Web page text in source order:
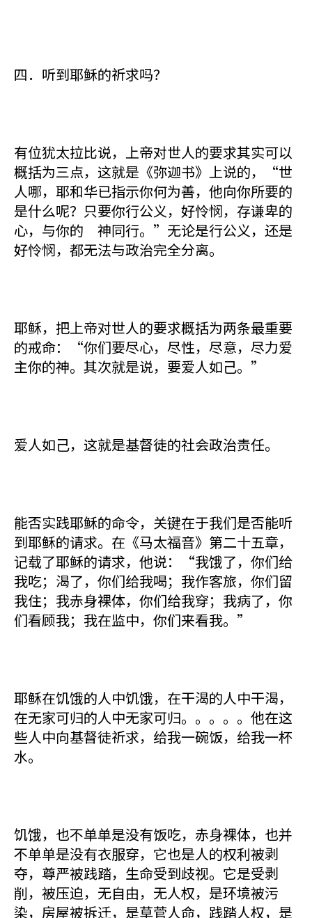
四．听到耶稣的祈求吗？
有位犹太拉比说，上帝对世人的要求其实可以
概括为三点，这就是《弥迦书》上说的，“世
人哪，耶和华已指示你何为善，他向你所要的
是什么呢？只要你行公义，好怜悯，存谦卑的
心，与你的 神同行。”无论是行公义，还是
好怜悯，都无法与政治完全分离。
耶稣，把上帝对世人的要求概括为两条最重要
的戒命：“你们要尽心，尽性，尽意，尽力爱
主你的神。其次就是说，要爱人如己。”
爱人如己，这就是基督徒的社会政治责任。
能否实践耶稣的命令，关键在于我们是否能听
到耶稣的请求。在《马太福音》第二十五章，
记载了耶稣的请求，他说：“我饿了，你们给
我吃；渴了，你们给我喝；我作客旅，你们留
我住；我赤身裸体，你们给我穿；我病了，你
们看顾我；我在监中，你们来看我。”
耶稣在饥饿的人中饥饿，在干渴的人中干渴，
在无家可归的人中无家可归。。。。。他在这
些人中向基督徒祈求，给我一碗饭，给我一杯
水。
饥饿，也不单单是没有饭吃，赤身裸体，也并
不单单是没有衣服穿，它也是人的权利被剥
夺，尊严被践踏，生命受到歧视。它是受剥
削，被压迫，无自由，无人权，是环境被污
染，房屋被拆迁，是草菅人命，践踏人权，是